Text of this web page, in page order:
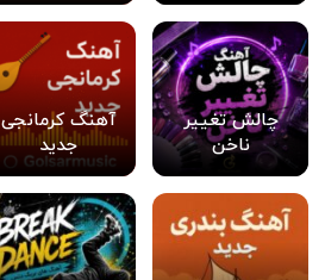
چالش تغییر
ناخن
آهنگ کرمانجی
جدید